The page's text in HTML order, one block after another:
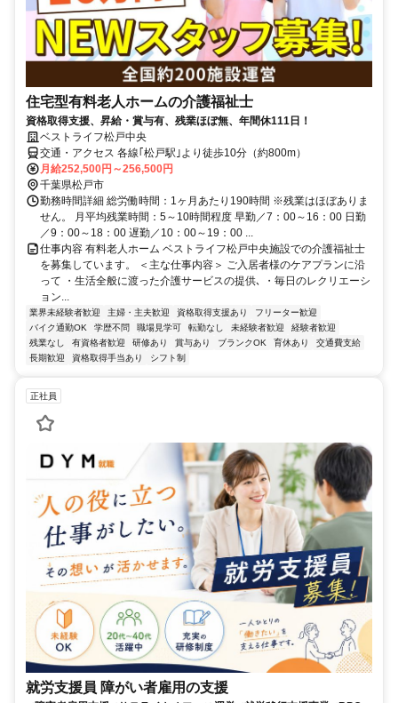
住宅型有料老人ホームの介護福祉士
資格取得支援、昇給・賞与有、残業ほぼ無、年間休111日！
ベストライフ松戸中央
交通・アクセス 各線｢松戸駅｣より徒歩10分（約800m）
月給252,500円～256,500円
千葉県松戸市
勤務時間詳細 総労働時間：1ヶ月あたり190時間 ※残業はほぼありま
せん。 月平均残業時間：5～10時間程度 早勤／7：00～16：00 日勤
／9：00～18：00 遅勤／10：00～19：00 ...
仕事内容 有料老人ホーム ベストライフ松戸中央施設での介護福祉士
を募集しています。 ＜主な仕事内容＞ ご入居者様のケアプランに沿
って ・生活全般に渡った介護サービスの提供､ ・毎日のレクリエーシ
ョン...
業界未経験者歓迎 主婦・主夫歓迎 資格取得支援あり
フリーター歓迎
バイク通勤OK
学歴不問 職場見学可 転勤なし 未経験者歓迎
経験者歓迎
残業なし
有資格者歓迎 研修あり 賞与あり ブランクOK 育休あり
交通費支給
長期歓迎
資格取得手当あり シフト制
正社員
就労支援員 障がい者雇用の支援